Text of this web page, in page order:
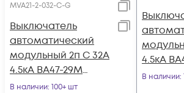
MVA21-2-032-C-G
Выключатель
автоматический
модульный 2п C 32А
4.5кА ВА47-29М
GENERICA MVA21-2-
В наличии: 100+ шт
4.5кА
В наличии: